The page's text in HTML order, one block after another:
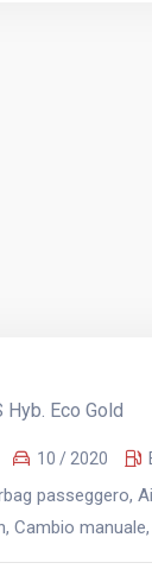
Eco Gold
10 / 2020
passeggero,
Cambio